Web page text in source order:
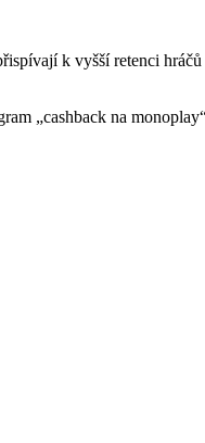
k vyšší retenci
„cashback na